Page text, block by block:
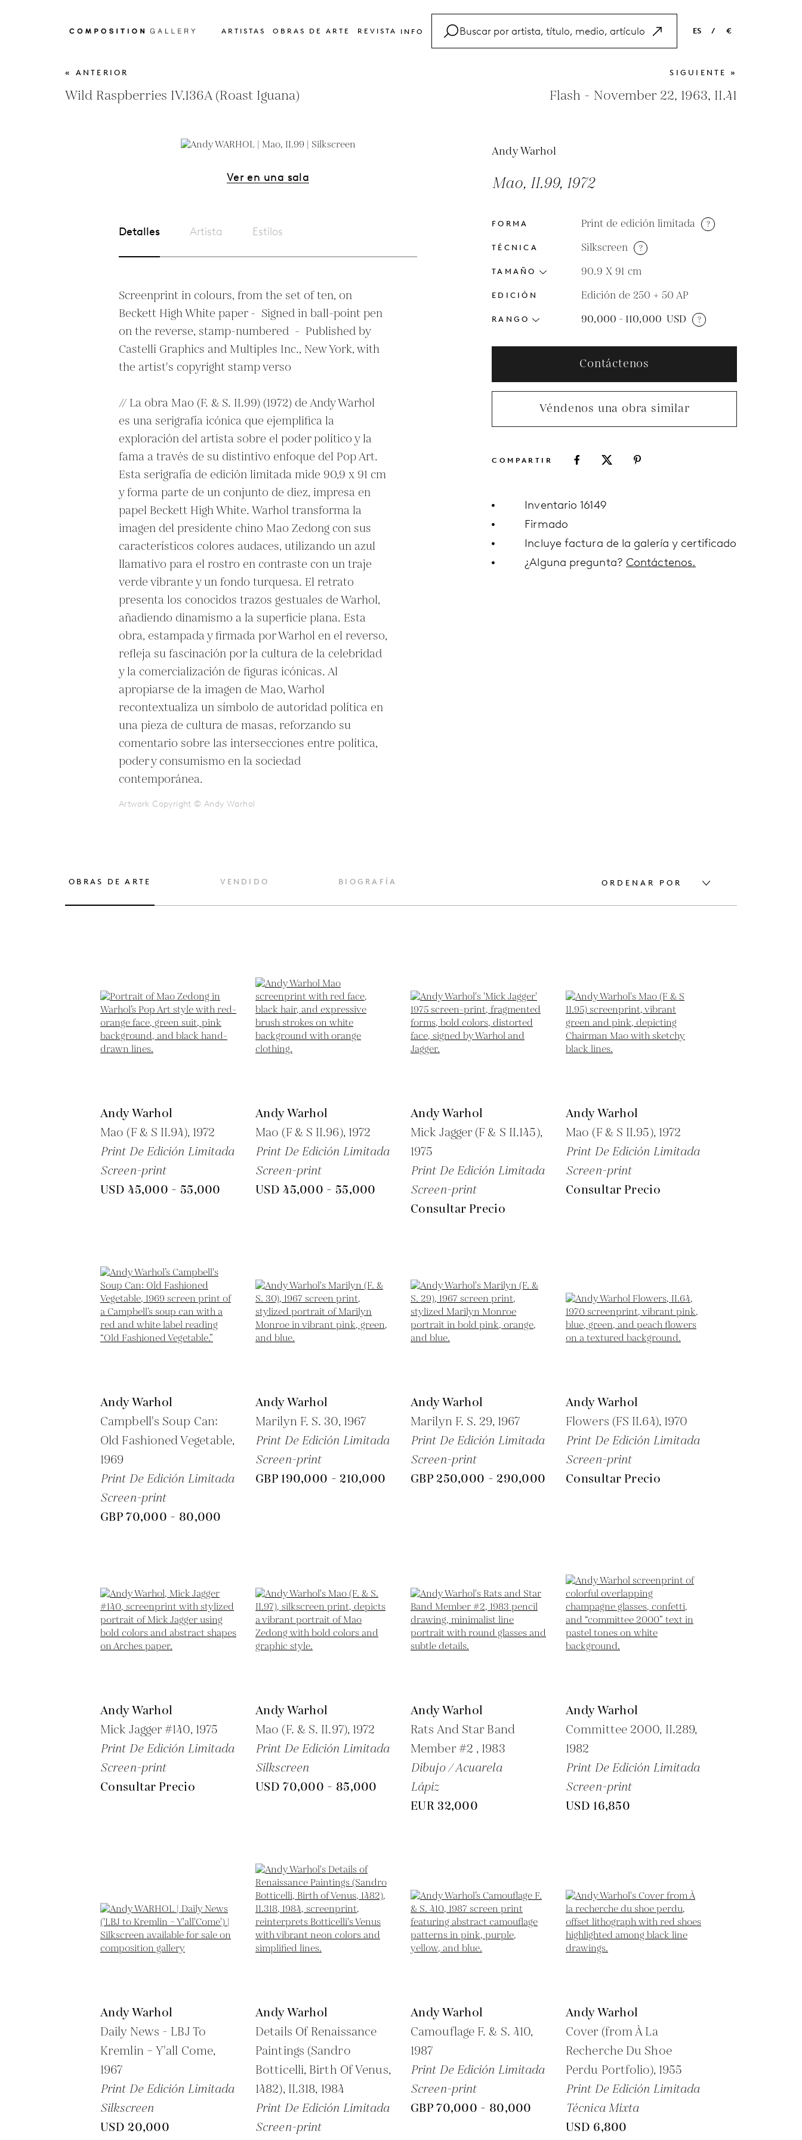
ARTISTAS OBRAS DE ARTE REVISTA INFO ES
NL
ES
/ €
EUR
GBP
« ANTERIOR
Wild Raspberries IV.136A (Roast Iguana)
SIGUIENTE »
Flash - November 22, 1963, II.41
Ver en una sala
Detalles Artista Estilos
Screenprint in colours, from the set of ten, on
Beckett High White paper -  Signed in ball-point pen
on the reverse, stamp-numbered  -  Published by
Castelli Graphics and Multiples Inc., New York, with
the artist's copyright stamp verso
// La obra Mao (F. & S. II.99) (1972) de Andy Warhol
es una serigrafía icónica que ejemplifica la
exploración del artista sobre el poder político y la
fama a través de su distintivo enfoque del Pop Art.
Esta serigrafía de edición limitada mide 90,9 x 91 cm
y forma parte de un conjunto de diez, impresa en
papel Beckett High White. Warhol transforma la
imagen del presidente chino Mao Zedong con sus
característicos colores audaces, utilizando un azul
llamativo para el rostro en contraste con un traje
verde vibrante y un fondo turquesa. El retrato
presenta los conocidos trazos gestuales de Warhol,
añadiendo dinamismo a la superficie plana. Esta
obra, estampada y firmada por Warhol en el reverso,
refleja su fascinación por la cultura de la celebridad
y la comercialización de figuras icónicas. Al
apropiarse de la imagen de Mao, Warhol
recontextualiza un símbolo de autoridad política en
una pieza de cultura de masas, reforzando su
comentario sobre las intersecciones entre política,
poder y consumismo en la sociedad
contemporánea.
Artwork Copyright © Andy Warhol
Andy Warhol
Mao, II.99, 1972
FORMA Print de edición limitada ?
TÉCNICA Silkscreen ?
TAMAÑO 90.9 X 91 cm
EDICIÓN Edición de 250 + 50 AP
RANGO 90,000 - 110,000 USD ?
Contáctenos
Véndenos una obra similar
COMPARTIR
Inventario 16149
Firmado
Incluye factura de la galería y certificado
¿Alguna pregunta? Contáctenos.
OBRAS DE ARTE VENDIDO BIOGRAFÍA ORDENAR POR
Andy Warhol
Mao (F & S II.94), 1972
Print De Edición Limitada
Screen-print
USD 45,000 - 55,000
Andy Warhol
Mao (F & S II.96), 1972
Print De Edición Limitada
Screen-print
USD 45,000 - 55,000
Andy Warhol
Mick Jagger (F & S II.145),
1975
Print De Edición Limitada
Screen-print
Consultar Precio
Andy Warhol
Mao (F & S II.95), 1972
Print De Edición Limitada
Screen-print
Consultar Precio
Andy Warhol
Campbell's Soup Can:
Old Fashioned Vegetable,
1969
Print De Edición Limitada
Screen-print
GBP 70,000 - 80,000
Andy Warhol
Marilyn F. S. 30, 1967
Print De Edición Limitada
Screen-print
GBP 190,000 - 210,000
Andy Warhol
Marilyn F. S. 29, 1967
Print De Edición Limitada
Screen-print
GBP 250,000 - 290,000
Andy Warhol
Flowers (FS II.64), 1970
Print De Edición Limitada
Screen-print
Consultar Precio
Andy Warhol
Mick Jagger #140, 1975
Print De Edición Limitada
Screen-print
Consultar Precio
Andy Warhol
Mao (F. & S. II.97), 1972
Print De Edición Limitada
Silkscreen
USD 70,000 - 85,000
Andy Warhol
Rats And Star Band
Member #2 , 1983
Dibujo / Acuarela
Lápiz
EUR 32,000
Andy Warhol
Committee 2000, II.289,
1982
Print De Edición Limitada
Screen-print
USD 16,850
Andy Warhol
Daily News - LBJ To
Kremlin – Y'all Come,
1967
Print De Edición Limitada
Silkscreen
USD 20,000
Andy Warhol
Details Of Renaissance
Paintings (Sandro
Botticelli, Birth Of Venus,
1482), II.318, 1984
Print De Edición Limitada
Screen-print
Andy Warhol
Camouflage F. & S. 410,
1987
Print De Edición Limitada
Screen-print
GBP 70,000 - 80,000
Andy Warhol
Cover (from À La
Recherche Du Shoe
Perdu Portfolio), 1955
Print De Edición Limitada
Técnica Mixta
USD 6,800